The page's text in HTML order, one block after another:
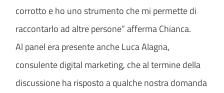
corrotto e ho uno strumento che mi permette di
raccontarlo ad altre persone” afferma Chianca.
Al panel era presente anche Luca Alagna,
consulente digital marketing, che al termine della
discussione ha risposto a qualche nostra domanda